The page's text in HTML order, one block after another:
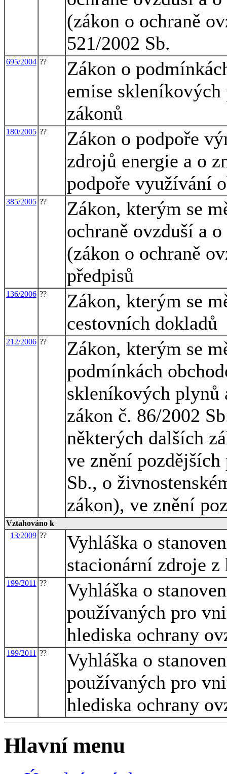
(zákon o ochraně
521/2002 Sb.
695/2004 ??
Zákon o
emise
zákonů
180/2005 ??
Zákon o podpoře
zdrojů energie a o
podpoře využívání
385/2005 ??
Zákon, kterým se
ochraně ovzduší a
(zákon o ochraně
předpisů
136/2006 ??
Zákon, kterým se
cestovních dokladů
212/2006 ??
Zákon, kterým se
podmínkách
skleníkových plynů
zákon č. 86/2002
některých dalších
ve znění
Sb., o
zákon), ve znění
Vztahováno k
13/2009 ??
Vyhláška o
stacionární zdroje
199/2011 ??
Vyhláška o
používaných pro
hlediska ochrany
199/2011 ??
Vyhláška o
používaných pro
hlediska ochrany
Hlavní menu